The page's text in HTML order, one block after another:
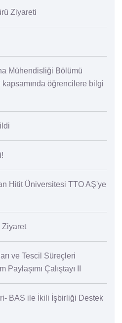
Ziyareti
Mühendisliği Bölümü
kapsamında öğrencilere bilgi
Hitit Üniversitesi TTO AŞ'ye
Ziyaret
ve Tescil Süreçleri
Çalıştayı II
BAS ile İkili İşbirliği Destek